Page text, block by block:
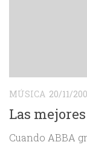
MÚSICA 20/11/
Las
Cuando ABBA